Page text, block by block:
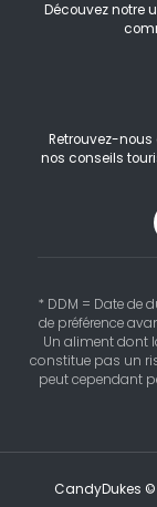
Découvez notre
Retrouvez-
nos conseils
* DDM = Date de
de préférence
Un aliment dont
constitue pas un
peut cependant
CandyDukes